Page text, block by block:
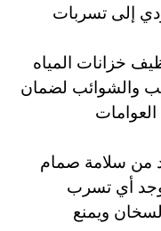
إلى تسربات
خزانات المياه
والشوائب لضمان
من سلامة صمام
أي تسرب
ويمنع